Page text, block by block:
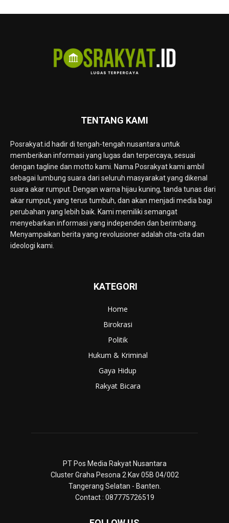
TENTANG KAMI
Posrakyat.id hadir di tengah-tengah nusantara untuk
memberikan informasi yang lugas dan terpercaya, sesuai
dengan tagline dan motto kami. Nama Posrakyat kami ambil
sebagai lumbung suara dari seluruh masyarakat yang dikenal
suara akar rumput. Dengan warna hijau kuning, tanda tunas dari
akar rumput, yang terus tumbuh, dan akan menjadi media bagi
perubahan yang lebih baik. Kami memiliki semangat
menyebarkan informasi yang independen dan berimbang.
Menyampaikan berita yang revolusioner adalah cita-cita dan
ideologi kami.
KATEGORI
Home
Birokrasi
Politik
Hukum & Kriminal
Gaya Hidup
Rakyat Bicara
PT Pos Media Rakyat Nusantara
Cluster Graha Pesona 2 Kav 05B 04/002
Tangerang Selatan - Banten.
Contact : 087775726519